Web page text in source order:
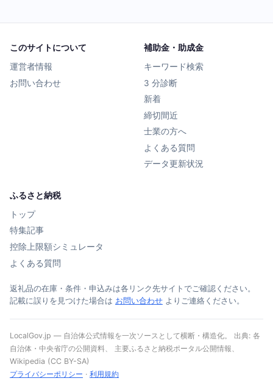
このサイトについて
運営者情報
お問い合わせ
補助金・助成金
キーワード検索
3 分診断
新着
締切間近
士業の方へ
よくある質問
データ更新状況
ふるさと納税
トップ
特集記事
控除上限額シミュレータ
よくある質問
返礼品の在庫・条件・申込みは各リンク先サイトでご確認ください。
記載に誤りを見つけた場合は お問い合わせ よりご連絡ください。
LocalGov.jp — 自治体公式情報を一次ソースとして横断・構造化。 出典: 各
自治体・中央省庁の公開資料、 主要ふるさと納税ポータル公開情報、
Wikipedia (CC BY-SA)
プライバシーポリシー · 利用規約